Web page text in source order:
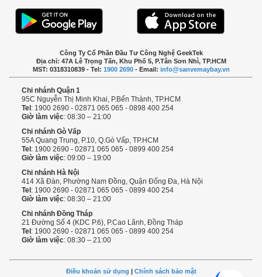
Công Ty Cổ Phần Đầu Tư Công Nghệ GeekTek
Địa chỉ: 47A Lê Trọng Tấn, Khu Phố 5, P.Tân Sơn Nhì, TP.HCM
MST: 0318310839 - Tel: 1900 2690- Email: info@sanvemaybay.vn
Chi nhánh Quận 1
95C Nguyễn Thị Minh Khai, P.Bến Thành, TP.HCM
Tel : 1900 2690 - 02871 065 065 - 0898 400 254
Giờ làm việc: 08:30 – 21:00
Chi nhánh Gò Vấp
55A Quang Trung, P.10, Q.Gò Vấp, TP.HCM
Tel : 1900 2690 - 02871 065 065 - 0899 400 254
Giờ làm việc: 09:00 – 19:00
Chi nhánh Hà Nội
414 Xã Đàn, Phường Nam Đồng, Quận Đống Đa, Hà Nội
Tel : 1900 2690 - 02871 065 065 - 0899 400 254
Giờ làm việc: 08:30 – 21:00
Chi nhánh Đồng Tháp
21 Đường Số 4 (KDC P.6), P.Cao Lãnh, Đồng Tháp
Tel : 1900 2690 - 02871 065 065 - 0899 400 254
Giờ làm việc: 08:30 – 21:00
Điều khoản sử dụng | Chính sách bảo mật